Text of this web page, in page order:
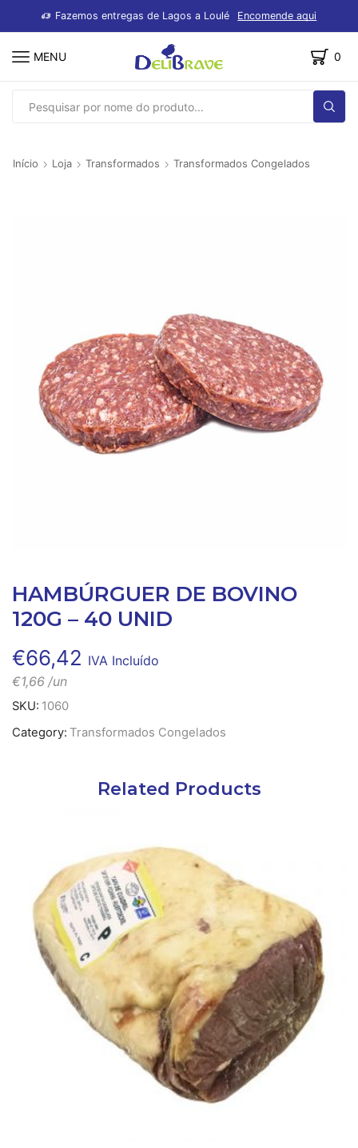
Fazemos entregas de Lagos a Loulé Encomende aqui
MENU 0
SEARCH
Início Loja Transformados Transformados Congelados
HAMBÚRGUER DE BOVINO
120G – 40 UNID
€66,42 IVA Incluído
€1,66 /un
SKU: 1060
Category: Transformados Congelados
Related Products